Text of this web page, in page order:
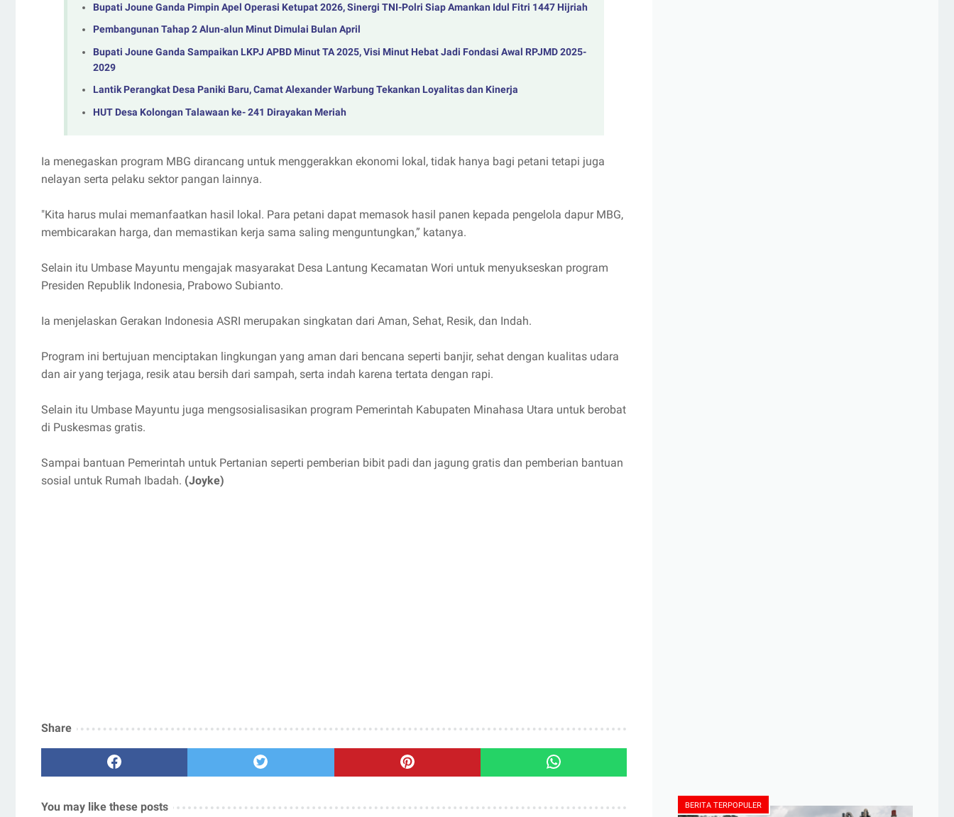
Bupati Joune Ganda Pimpin Apel Operasi Ketupat 2026, Sinergi TNI-Polri Siap Amankan Idul Fitri 1447 Hijriah
Pembangunan Tahap 2 Alun-alun Minut Dimulai Bulan April
‎Bupati Joune Ganda Sampaikan LKPJ APBD Minut TA 2025, Visi Minut Hebat Jadi Fondasi Awal RPJMD 2025-
2029
Lantik Perangkat Desa Paniki Baru, Camat Alexander Warbung Tekankan Loyalitas dan Kinerja
HUT Desa Kolongan Talawaan ke- 241 Dirayakan Meriah
Ia menegaskan program MBG dirancang untuk menggerakkan ekonomi lokal, tidak hanya bagi petani tetapi juga
nelayan serta pelaku sektor pangan lainnya.
"Kita harus mulai memanfaatkan hasil lokal. Para petani dapat memasok hasil panen kepada pengelola dapur MBG,
membicarakan harga, dan memastikan kerja sama saling menguntungkan,” katanya.
Selain itu Umbase Mayuntu mengajak masyarakat Desa Lantung Kecamatan Wori untuk menyukseskan program
Presiden Republik Indonesia, Prabowo Subianto.
Ia menjelaskan Gerakan Indonesia ASRI merupakan singkatan dari Aman, Sehat, Resik, dan Indah.
Program ini bertujuan menciptakan lingkungan yang aman dari bencana seperti banjir, sehat dengan kualitas udara
dan air yang terjaga, resik atau bersih dari sampah, serta indah karena tertata dengan rapi.
Selain itu Umbase Mayuntu juga mengsosialisasikan program Pemerintah Kabupaten Minahasa Utara untuk berobat
di Puskesmas gratis.
Sampai bantuan Pemerintah untuk Pertanian seperti pemberian bibit padi dan jagung gratis dan pemberian bantuan
sosial untuk Rumah Ibadah. (Joyke)
Share
You may like these posts BERITA TERPOPULER